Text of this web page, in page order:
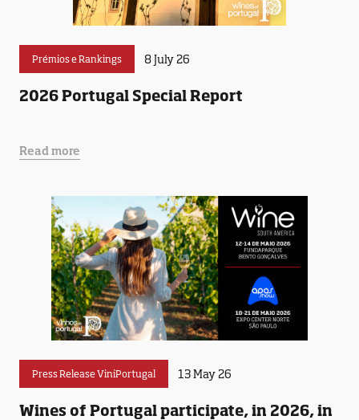
Prémios e Rankings 8 July 26
2026 Portugal Special Report
Read more
Press Release ViniPortugal 13 May 26
Wines of Portugal participate, in 2026, in